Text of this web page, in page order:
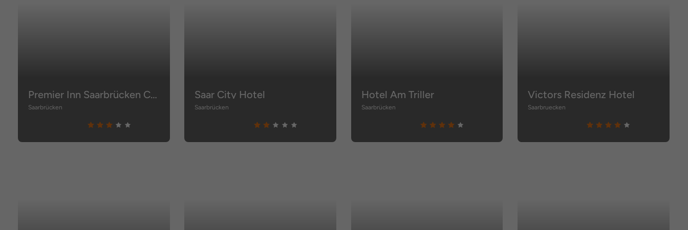
Premier Inn Saarbrücken City Centre
Saarbrücken
Saar City Hotel
Saarbrücken
Hotel Am Triller
Saarbrücken
Victors Residenz Hotel
Saarbruecken